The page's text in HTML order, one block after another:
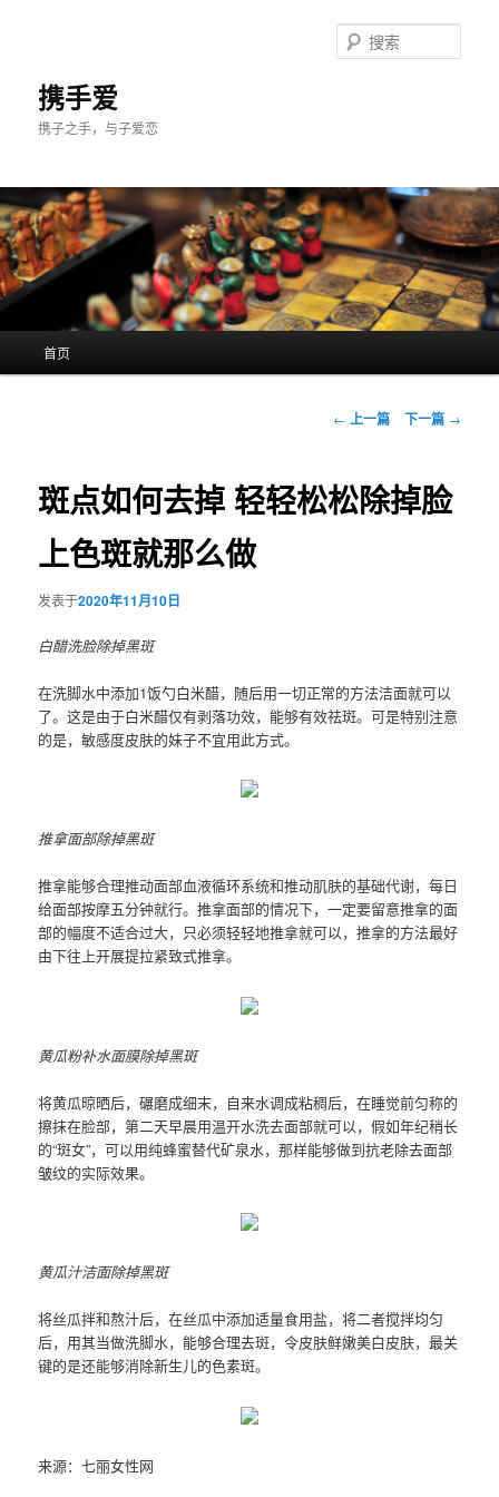
携手爱
携子之手，与子爱恋
索
首页
文
航
← 上一篇 下一篇 →
斑点如何去掉 轻轻松松除掉脸
上色斑就那么做
发表于2020年11月10日
白醋洗脸除掉黑斑
在洗脚水中添加1饭勺白米醋，随后用一切正常的方法洁面就可以
了。这是由于白米醋仅有剥落功效，能够有效祛斑。可是特别注意
的是，敏感度皮肤的妹子不宜用此方式。
推拿面部除掉黑斑
推拿能够合理推动面部血液循环系统和推动肌肤的基础代谢，每日
给面部按摩五分钟就行。推拿面部的情况下，一定要留意推拿的面
部的幅度不适合过大，只必须轻轻地推拿就可以，推拿的方法最好
由下往上开展提拉紧致式推拿。
黄瓜粉补水面膜除掉黑斑
将黄瓜晾晒后，碾磨成细末，自来水调成粘稠后，在睡觉前匀称的
擦抹在脸部，第二天早晨用温开水洗去面部就可以，假如年纪稍长
的“斑女”，可以用纯蜂蜜替代矿泉水，那样能够做到抗老除去面部
皱纹的实际效果。
黄瓜汁洁面除掉黑斑
将丝瓜拌和熬汁后，在丝瓜中添加适量食用盐，将二者搅拌均匀
后，用其当做洗脚水，能够合理去斑，令皮肤鲜嫩美白皮肤，最关
键的是还能够消除新生儿的色素斑。
来源：七丽女性网